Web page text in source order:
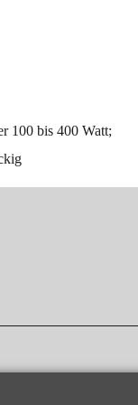
100 bis 400 Watt;